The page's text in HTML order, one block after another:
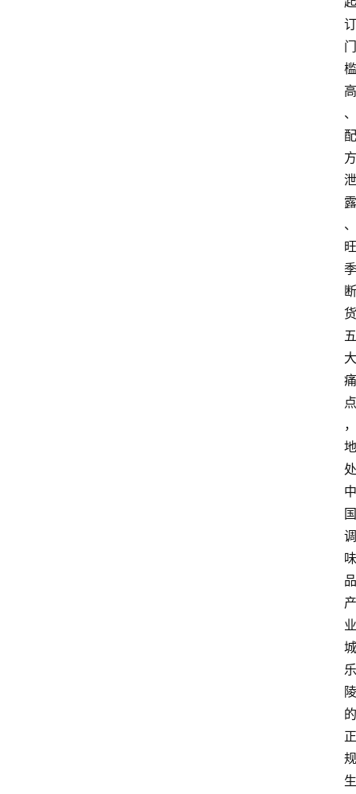
订
门
槛
高
、
配
方
泄
露
、
旺
季
断
货
五
大
痛
点
，
地
处
中
国
调
味
品
产
业
城
乐
陵
的
正
规
生